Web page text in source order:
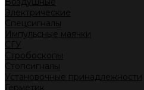
Электрические
Спецсигналы
Импульсные маячки
СГУ
Стробоскопы
Стопсигналы
Установочные принадлежности
Герметик